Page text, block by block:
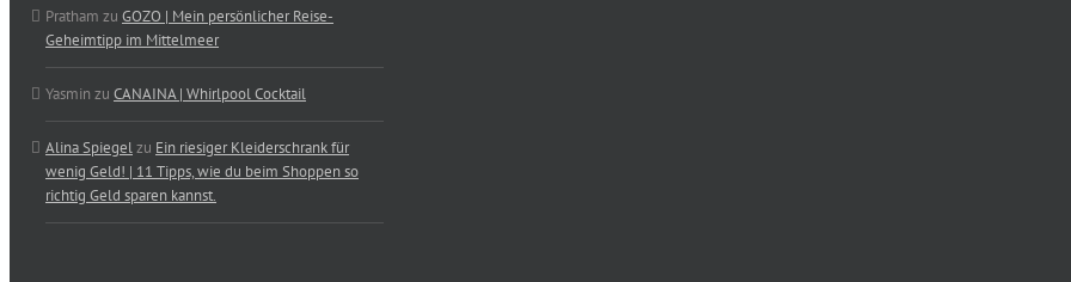
Pratham zu GOZO | Mein persönlicher Reise-
Geheimtipp im Mittelmeer
Yasmin zu CANAINA | Whirlpool Cocktail
Alina Spiegelzu Ein riesiger Kleiderschrank für
wenig Geld! | 11 Tipps, wie du beim Shoppen so
richtig Geld sparen kannst.